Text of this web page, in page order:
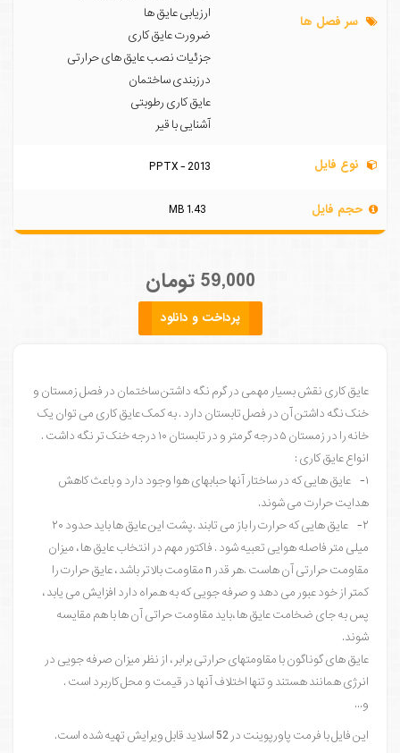
سر فصل ها
ارزیابی عایق ها
ضرورت عایق کاری
جزئیات نصب عایق های حرارتی
درزبندی ساختمان
عایق کاری رطوبتی
آشنایی با قیر
نوع فایل PPTX - 2013
حجم فایل 1.43 MB
59,000 تومان
پرداخت و دانلود
عایق کاری نقش بسیار مهمی در گرم نگه داشتن ساختمان در فصل زمستان و
خنک نگه داشتن آن در فصل تابستان دارد . به کمک عایق کاری می توان یک
خانه را در زمستان ۵ درجه گرمتر و در تابستان ۱۰ درجه خنک تر نگه داشت .
انواع عایق کاری :
۱- عایق هایی که در ساختار آنها حبابهای هوا وجود دارد و باعث کاهش
هدایت حرارت می شوند.
۲- عایق هایی که حرارت را باز می تابند .پشت این عایق ها باید حدود ۲۰
میلی متر فاصله هوایی تعبیه شود . فاکتور مهم در انتخاب عایق ها ، میزان
مقاومت حرارتی آن هاست .هر قدر n مقاومت بالاتر باشد ، عایق حرارت را
کمتر از خود عبور می دهد و صرفه جویی که به همراه دارد افزایش می یابد ،
پس به جای ضخامت عایق ها ،باید مقاومت حراتی آن ها با هم مقایسه
شوند.
عایق های گوناگون با مقاومتهای حرارتی برابر ، از نظر میزان صرفه جویی در
انرژی همانند هستند و تنها اختلاف آنها در قیمت و محل کاربرد است .
و...
این فایل با فرمت پاورپوینت در 52 اسلاید قابل ویرایش تهیه شده است.